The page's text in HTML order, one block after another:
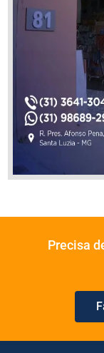
Precisa